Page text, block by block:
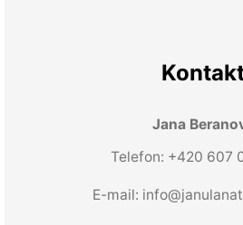
Jana
Telefon: +420 607
E-mail: